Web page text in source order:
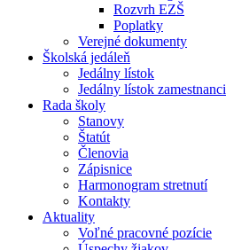
Rozvrh EZŠ
Poplatky
Verejné dokumenty
Školská jedáleň
Jedálny lístok
Jedálny lístok zamestnanci
Rada školy
Stanovy
Štatút
Členovia
Zápisnice
Harmonogram stretnutí
Kontakty
Aktuality
Voľné pracovné pozície